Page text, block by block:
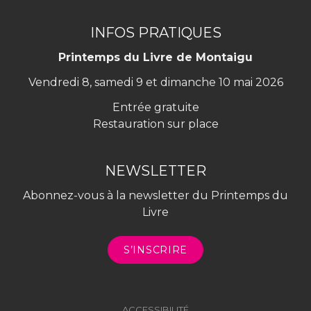
INFOS PRATIQUES
Printemps du Livre de Montaigu
Vendredi 8, samedi 9 et dimanche 10 mai 2026
Entrée gratuite
Restauration sur place
NEWSLETTER
Abonnez-vous à la newsletter du Printemps du
Livre
S’INSCRIRE